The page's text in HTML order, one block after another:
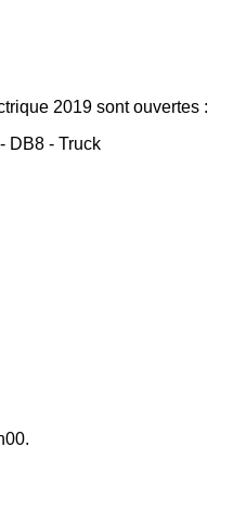
2019 sont ouvertes :
DB8 - Truck